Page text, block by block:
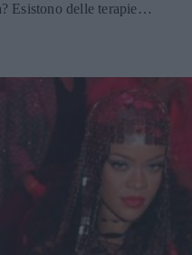
Esistono delle terapie
insieme.